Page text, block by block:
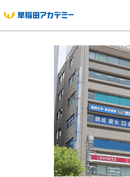
中学受験
高校受験
大学受験
個別指導
海外·帰国·首
英語教室